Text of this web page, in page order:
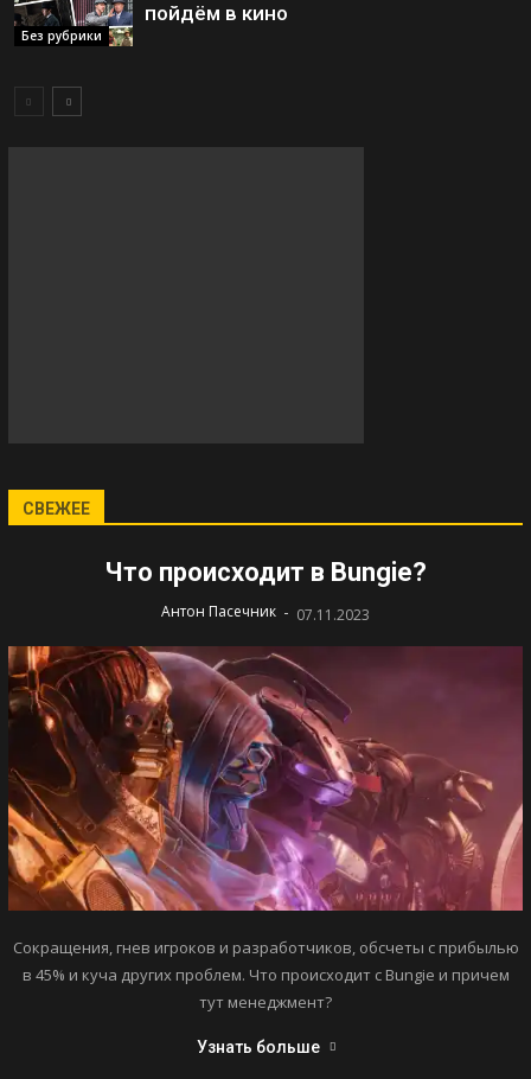
Без рубрики
пойдём в кино
СВЕЖЕЕ
Что происходит в Bungie?
Антон Пасечник - 07.11.2023
Сокращения, гнев игроков и разработчиков, обсчеты с прибылью
в 45% и куча других проблем. Что происходит с Bungie и причем
тут менеджмент?
Узнать больше